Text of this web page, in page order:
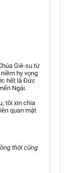
Giê-su từ
hy vọng
hết là Đức
Ngài.
tôi xin chia
quan mật
thời cũng